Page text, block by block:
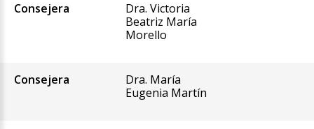
Consejera
Dra. Victoria
Beatriz María
Morello
Consejera
Dra. María
Eugenia Martín